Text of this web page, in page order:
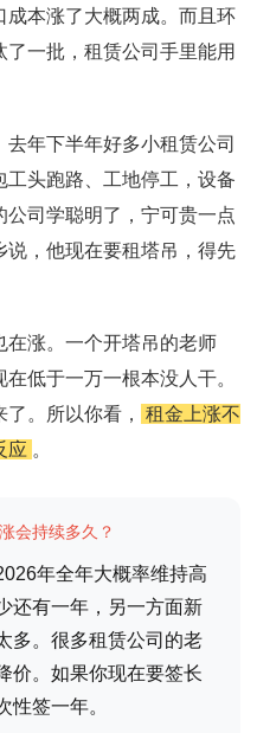
本涨了大概两成。而且环
一批，租赁公司手里能用
年下半年好多小租赁公司
头跑路、工地停工，设备
司学聪明了，宁可贵一点
，他现在要租塔吊，得先
在涨。一个开塔吊的老师
低于一万一根本没人干。
。所以你看，
租金上涨不
应 。
会持续多久？
年全年大概率维持高
还有一年，另一方面新
多。很多租赁公司的老
价。如果你现在要签长
性签一年。